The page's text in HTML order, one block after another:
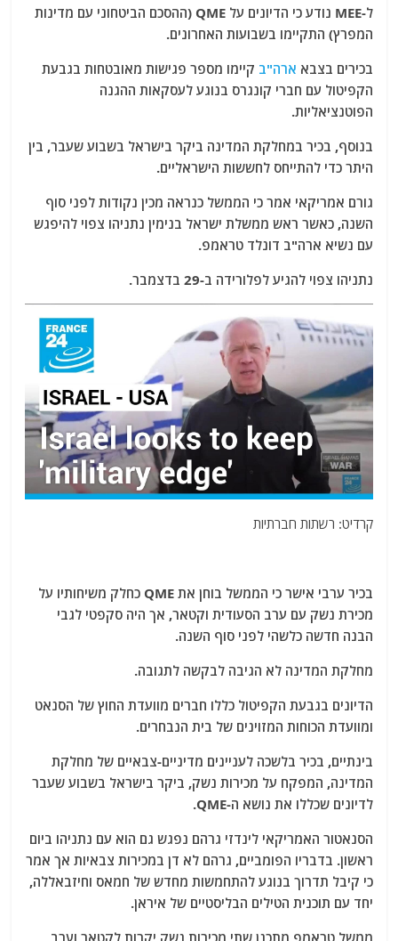
p
o
k
ל-MEE נודע כי הדיונים על QME (ההסכם הביטחוני עם מדינות
המפרץ) התקיימו בשבועות האחרונים.
בכירים בצבא ארה"ב קיימו מספר פגישות מאובטחות בגבעת
הקפיטול עם חברי קונגרס בנוגע לעסקאות ההגנה
הפוטנציאליות.
בנוסף, בכיר במחלקת המדינה ביקר בישראל בשבוע שעבר, בין
היתר כדי להתייחס לחששות הישראליים.
גורם אמריקאי אמר כי הממשל כנראה מכין נקודות לפני סוף
השנה, כאשר ראש ממשלת ישראל בנימין נתניהו צפוי להיפגש
עם נשיא ארה"ב דונלד טראמפ.
נתניהו צפוי להגיע לפלורידה ב-29 בדצמבר.
קרדיט: רשתות חברתיות
בכיר ערבי אישר כי הממשל בוחן את QME כחלק משיחותיו על
מכירת נשק עם ערב הסעודית וקטאר, אך היה סקפטי לגבי
הבנה חדשה כלשהי לפני סוף השנה.
מחלקת המדינה לא הגיבה לבקשה לתגובה.
הדיונים בגבעת הקפיטול כללו חברים מוועדת החוץ של הסנאט
ומוועדת הכוחות המזוינים של בית הנבחרים.
בינתיים, בכיר בלשכה לעניינים מדיניים-צבאיים של מחלקת
המדינה, המפקח על מכירות נשק, ביקר בישראל בשבוע שעבר
לדיונים שכללו את נושא ה-QME.
הסנאטור האמריקאי לינדזי גרהם נפגש גם הוא עם נתניהו ביום
ראשון. בדבריו הפומביים, גרהם לא דן במכירות צבאיות אך אמר
כי קיבל תדרוך בנוגע להתחמשות מחדש של חמאס וחיזבאללה,
יחד עם תוכנית הטילים הבליסטיים של איראן.
ממשל טראמפ מתכנן שתי מכירות נשק יקרות לקטאר וערב